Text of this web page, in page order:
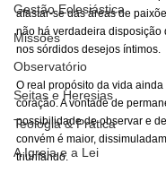
Gestão Eclesiástica
Missões
Observatório
Seitas e Heresias
Teologia & Prática
A Igreja e a Lei
afastar-se das áreas de
não há verdadeira disposição
nos sórdidos desejos íntimos.
O real propósito da vida
coração. A vontade de
possibilidade de observar e
convém é maior,
triunfando.